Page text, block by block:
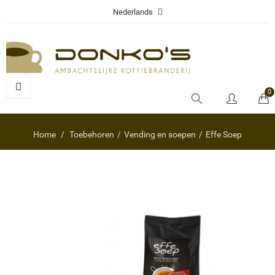
Nederlands
0
Home Toebehoren Vending en soepen Effe Soep